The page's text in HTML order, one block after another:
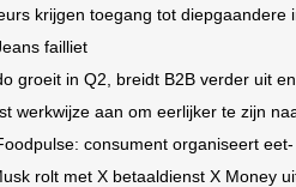
krijgen toegang tot diepgaandere
failliet
groeit in Q2, breidt B2B verder uit
werkwijze aan om eerlijker te zijn
consument organiseert
rolt met X betaaldienst X Money